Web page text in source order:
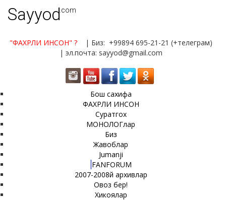
Sayyod.com
"ФАХРЛИ ИНСОН" ?
| Биз: +99894 695-21-21 (+телеграм)
| эл.почта: sayyod@gmail.com
Бош сахифа
ФАХРЛИ ИНСОН
Суратгох
МОНОЛОГлар
Биз
Жавоблар
Jumanji
FANFORUM
2007-2008й архивлар
Овоз бер!
Хикоялар